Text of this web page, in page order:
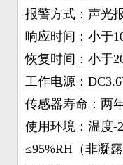
报警方式：声光
响应时间：小于
恢复时间：小于
工作电源：
传感器寿命：两
使用环境：温度
≤95%RH（非凝露